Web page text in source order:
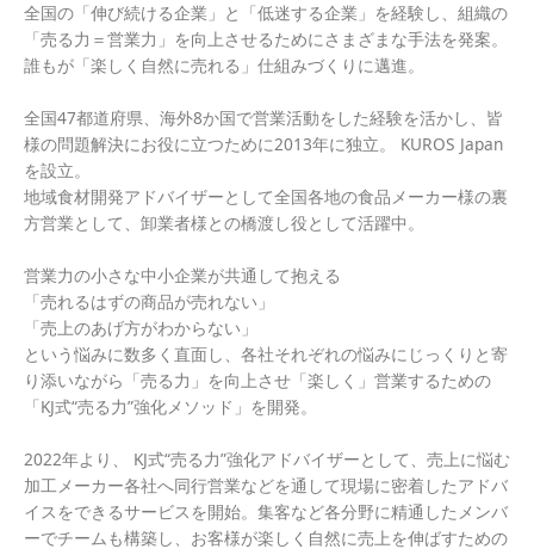
全国の「伸び続ける企業」と「低迷する企業」を経験し、組織の
「売る力＝営業力」を向上させるためにさまざまな手法を発案。
誰もが「楽しく自然に売れる」仕組みづくりに邁進。
全国47都道府県、海外8か国で営業活動をした経験を活かし、皆
様の問題解決にお役に立つために2013年に独立。 KUROS Japan
を設立。
地域食材開発アドバイザーとして全国各地の食品メーカー様の裏
方営業として、卸業者様との橋渡し役として活躍中。
営業力の小さな中小企業が共通して抱える
「売れるはずの商品が売れない」
「売上のあげ方がわからない」
という悩みに数多く直面し、各社それぞれの悩みにじっくりと寄
り添いながら「売る力」を向上させ「楽しく」営業するための
「KJ式“売る力”強化メソッド」を開発。
2022年より、 KJ式“売る力”強化アドバイザーとして、売上に悩む
加工メーカー各社へ同行営業などを通して現場に密着したアドバ
イスをできるサービスを開始。集客など各分野に精通したメンバ
ーでチームも構築し、お客様が楽しく自然に売上を伸ばすための